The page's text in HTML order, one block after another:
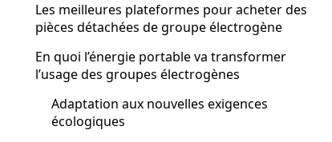
Les meilleures plateformes pour acheter des
pièces détachées de groupe électrogène
En quoi l’énergie portable va transformer
l’usage des groupes électrogènes
Adaptation aux nouvelles exigences
écologiques